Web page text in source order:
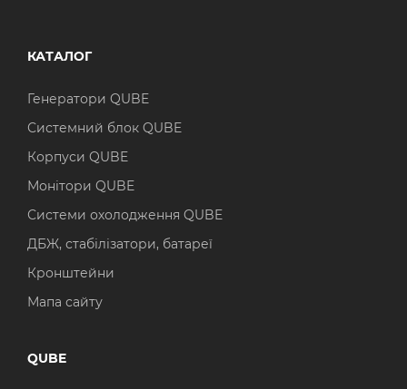
КАТАЛОГ
Генератори QUBE
Системний блок QUBE
Корпуси QUBE
Монітори QUBE
Системи охолодження QUBE
ДБЖ, стабілізатори, батареї
Кронштейни
Мапа сайту
QUBE